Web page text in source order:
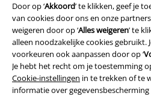
Door op ‘Akkoord’ te klikken, geef je
van cookies door ons en onze
weigeren door op ‘Alles weigeren’ te
alleen noodzakelijke cookies gebruikt.
voorkeuren ook aanpassen door op ‘
Je hebt het recht om je toestemming
Cookie-instellingen in te trekken of te
informatie over gegevensbescherming
Algemene Voorwaarden
Bedrijfsgegevens
Privacyverklaring